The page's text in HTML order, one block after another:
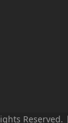
Reserved.